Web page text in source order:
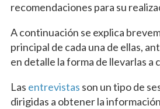
recomendaciones para su
A continuación se explica
principal de cada una de ellas,
en detalle la forma de llevarlas a
Las entrevistas son un tipo de
dirigidas a obtener la